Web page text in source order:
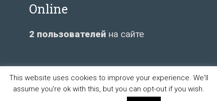
Online
2 пользователей на сайте
This website uses cookies to improve your experience. We'll
assume you're ok with this, but you can opt-out if you wish.